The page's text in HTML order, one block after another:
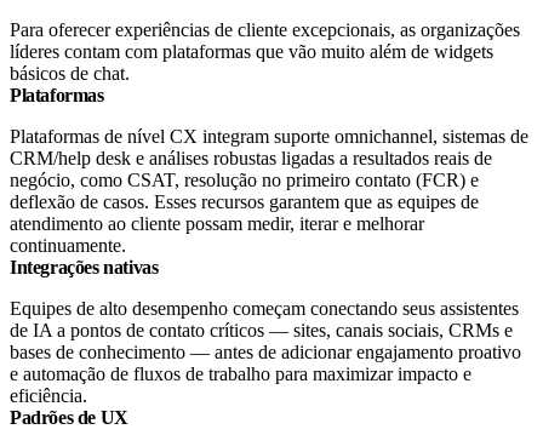
Para oferecer experiências de cliente excepcionais, as organizações
líderes contam com plataformas que vão muito além de widgets
básicos de chat.
Plataformas
Plataformas de nível CX integram suporte omnichannel, sistemas de
CRM/help desk e análises robustas ligadas a resultados reais de
negócio, como CSAT, resolução no primeiro contato (FCR) e
deflexão de casos. Esses recursos garantem que as equipes de
atendimento ao cliente possam medir, iterar e melhorar
continuamente.
Integrações nativas
Equipes de alto desempenho começam conectando seus assistentes
de IA a pontos de contato críticos — sites, canais sociais, CRMs e
bases de conhecimento — antes de adicionar engajamento proativo
e automação de fluxos de trabalho para maximizar impacto e
eficiência.
Padrões de UX